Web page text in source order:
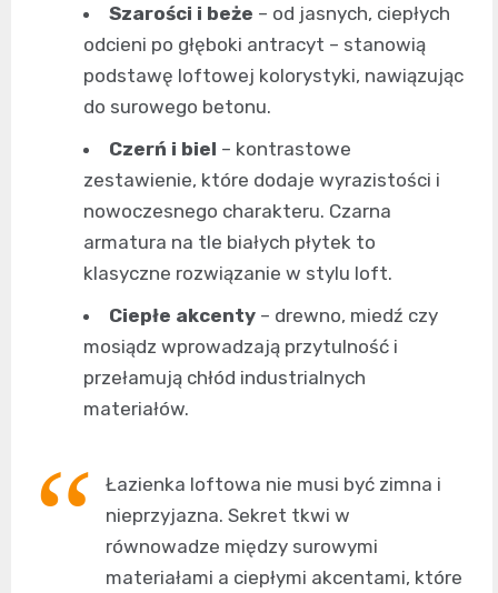
Szarości i beże – od jasnych, ciepłych
odcieni po głęboki antracyt – stanowią
podstawę loftowej kolorystyki, nawiązując
do surowego betonu.
Czerń i biel – kontrastowe
zestawienie, które dodaje wyrazistości i
nowoczesnego charakteru. Czarna
armatura na tle białych płytek to
klasyczne rozwiązanie w stylu loft.
Ciepłe akcenty – drewno, miedź czy
mosiądz wprowadzają przytulność i
przełamują chłód industrialnych
materiałów.
Łazienka loftowa nie musi być zimna i
nieprzyjazna. Sekret tkwi w
równowadze między surowymi
materiałami a ciepłymi akcentami, które